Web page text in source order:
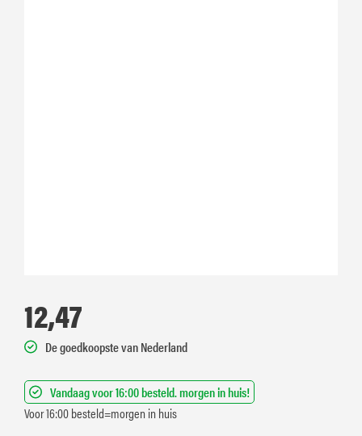
12,47
De goedkoopste van Nederland
Vandaag voor 16:00 besteld. morgen in huis!
Voor 16:00 besteld=morgen in huis